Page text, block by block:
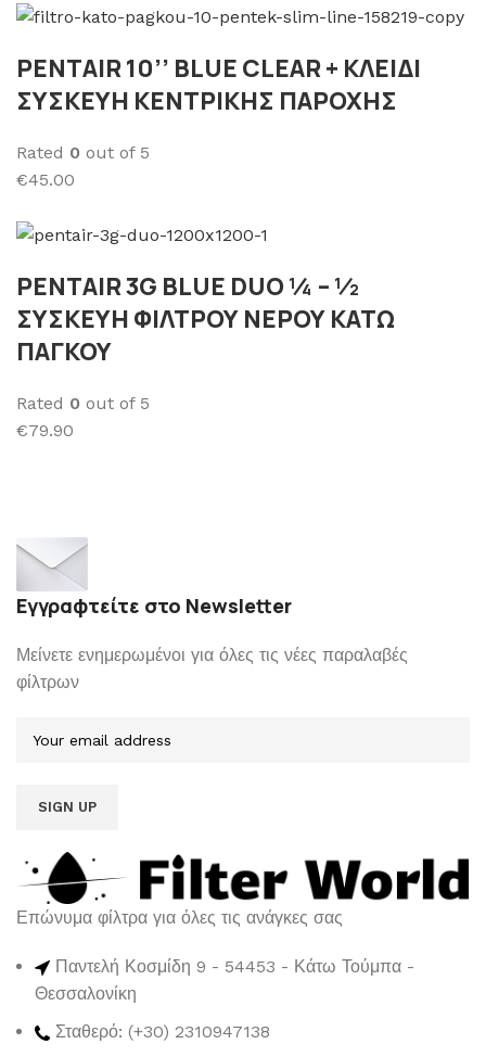
PENTAIR 10’’ BLUE CLEAR + ΚΛΕΙΔΙ
ΣΥΣΚΕΥΗ ΚΕΝΤΡΙΚΗΣ ΠΑΡΟΧΗΣ
Rated 0 out of 5
€45.00
PENTAIR 3G BLUE DUO ¼ – ½
ΣΥΣΚΕΥΗ ΦΙΛΤΡΟΥ ΝΕΡΟΥ ΚΑΤΩ
ΠΑΓΚΟΥ
Rated 0 out of 5
€79.90
Εγγραφτείτε στο Newsletter
Μείνετε ενημερωμένοι για όλες τις νέες παραλαβές
φίλτρων
Επώνυμα φίλτρα για όλες τις ανάγκες σας
Παντελή Κοσμίδη 9 - 54453 - Κάτω Τούμπα -
Θεσσαλονίκη
Σταθερό: (+30) 2310947138